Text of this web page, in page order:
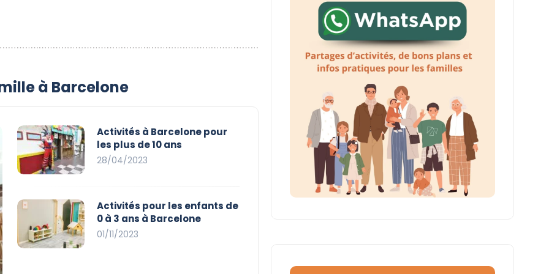
à Barcelone
Activités à Barcelone pour
les plus de 10 ans
28/04/2023
Activités pour les enfants de
0 à 3 ans à Barcelone
01/11/2023